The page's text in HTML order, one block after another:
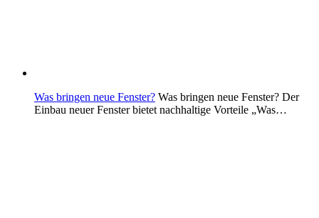
Was bringen neue Fenster? Was bringen neue Fenster? Der
Einbau neuer Fenster bietet nachhaltige Vorteile „Was…